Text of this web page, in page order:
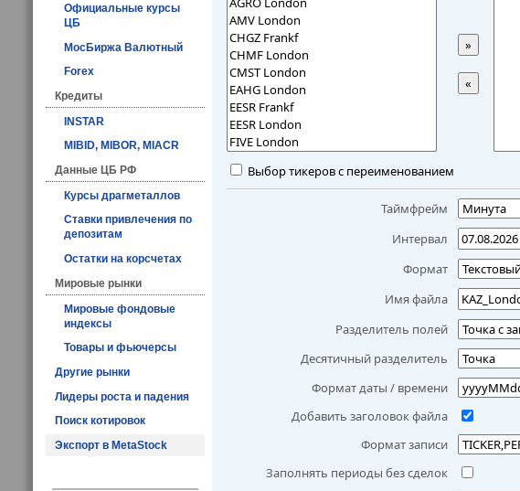
Официальные курсы
ЦБ
МосБиржа Валютный
Forex
Кредиты
INSTAR
MIBID, MIBOR, MIACR
Данные ЦБ РФ
Курсы драгметаллов
Ставки привлечения по
депозитам
Остатки на корсчетах
Мировые рынки
Мировые фондовые
индексы
Товары и фьючерсы
Другие рынки
Лидеры роста и падения
Поиск котировок
Экспорт в MetaStock
»
«
Выбор тикеров с переименованием
Таймфрейм
Интервал
Формат
Имя файла
Разделитель полей
Десятичный разделитель
Формат даты / времени
Добавить заголовок файла
Формат записи
Заполнять периоды без сделок